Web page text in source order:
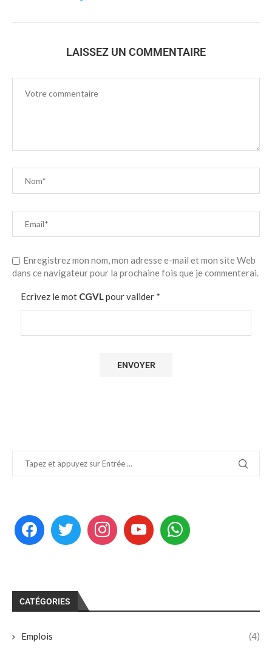
LAISSEZ UN COMMENTAIRE
Enregistrez mon nom, mon adresse e-mail et mon site Web
dans ce navigateur pour la prochaine fois que je commenterai.
Ecrivez le mot CGVLpour valider *
CATÉGORIES
Emplois (4)